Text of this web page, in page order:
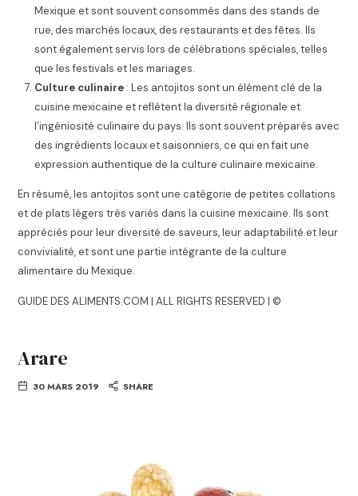
Mexique et sont souvent consommés dans des stands de
rue, des marchés locaux, des restaurants et des fêtes. Ils
sont également servis lors de célébrations spéciales, telles
que les festivals et les mariages.
Culture culinaire : Les antojitos sont un élément clé de la
cuisine mexicaine et reflètent la diversité régionale et
l’ingéniosité culinaire du pays. Ils sont souvent préparés avec
des ingrédients locaux et saisonniers, ce qui en fait une
expression authentique de la culture culinaire mexicaine.
En résumé, les antojitos sont une catégorie de petites collations
et de plats légers très variés dans la cuisine mexicaine. Ils sont
appréciés pour leur diversité de saveurs, leur adaptabilité et leur
convivialité, et sont une partie intégrante de la culture
alimentaire du Mexique.
GUIDE DES ALIMENTS.COM | ALL RIGHTS RESERVED | ©
Arare
30 MARS 2019 SHARE